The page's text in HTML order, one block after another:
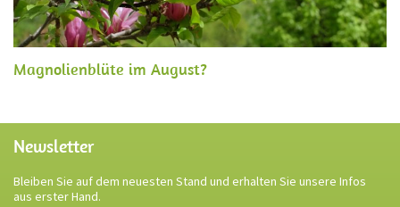
Magnolienblüte im August?
Newsletter
Bleiben Sie auf dem neuesten Stand und erhalten Sie unsere Infos
aus erster Hand.